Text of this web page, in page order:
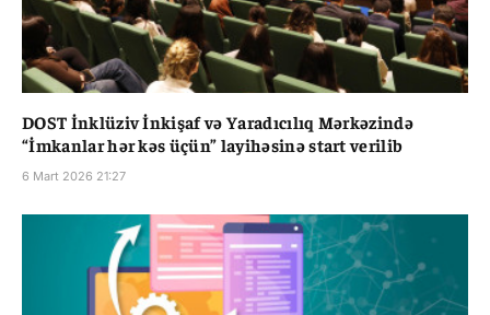
DOST İnklüziv İnkişaf və Yaradıcılıq Mərkəzində
“İmkanlar hər kəs üçün” layihəsinə start verilib
6 Mart 2026 21:27